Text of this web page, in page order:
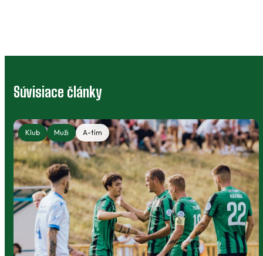
Súvisiace články
Klub Muži A-tím